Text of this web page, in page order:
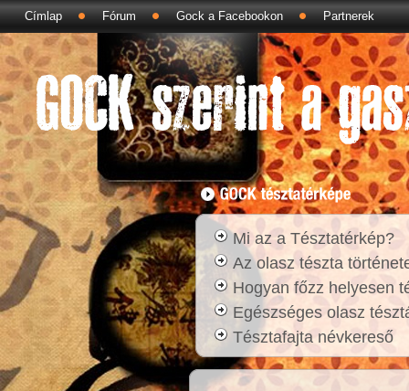
Címlap Fórum Gock a Facebookon Partnerek
Mi az a Tésztatérkép?
Az olasz tészta
Hogyan főzz helyesen
Egészséges olasz
Tésztafajta névkereső